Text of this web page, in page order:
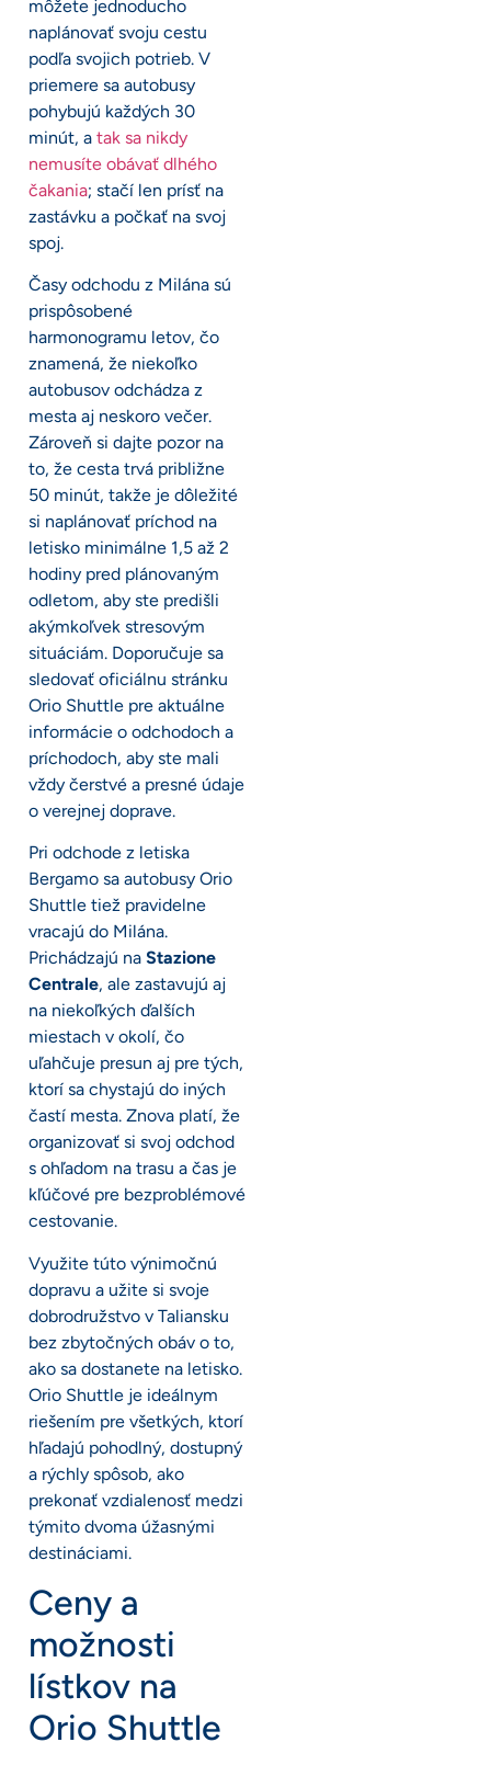
môžete jednoducho
naplánovať svoju cestu
podľa svojich potrieb. V
priemere sa autobusy
pohybujú každých 30
minút, a tak sa nikdy
nemusíte obávať dlhého
čakania; stačí len prísť na
zastávku a počkať na svoj
spoj.
Časy odchodu z Milána sú
prispôsobené
harmonogramu letov, čo
znamená, že niekoľko
autobusov odchádza z
mesta aj neskoro večer.
Zároveň si dajte pozor na
to, že cesta trvá približne
50 minút, takže je dôležité
si naplánovať príchod na
letisko minimálne 1,5 až 2
hodiny pred plánovaným
odletom, aby ste predišli
akýmkoľvek stresovým
situáciám. Doporučuje sa
sledovať oficiálnu stránku
Orio Shuttle pre aktuálne
informácie o odchodoch a
príchodoch, aby ste mali
vždy čerstvé a presné údaje
o verejnej doprave.
Pri odchode z letiska
Bergamo sa autobusy Orio
Shuttle tiež pravidelne
vracajú do Milána.
Prichádzajú na Stazione
Centrale, ale zastavujú aj
na niekoľkých ďalších
miestach v okolí, čo
uľahčuje presun aj pre tých,
ktorí sa chystajú do iných
častí mesta. Znova platí, že
organizovať si svoj odchod
s ohľadom na trasu a čas je
kľúčové pre bezproblémové
cestovanie.
Využite túto výnimočnú
dopravu a užite si svoje
dobrodružstvo v Taliansku
bez zbytočných obáv o to,
ako sa dostanete na letisko.
Orio Shuttle je ideálnym
riešením pre všetkých, ktorí
hľadajú pohodlný, dostupný
a rýchly spôsob, ako
prekonať vzdialenosť medzi
týmito dvoma úžasnými
destináciami.
Ceny a
možnosti
lístkov na
Orio Shuttle